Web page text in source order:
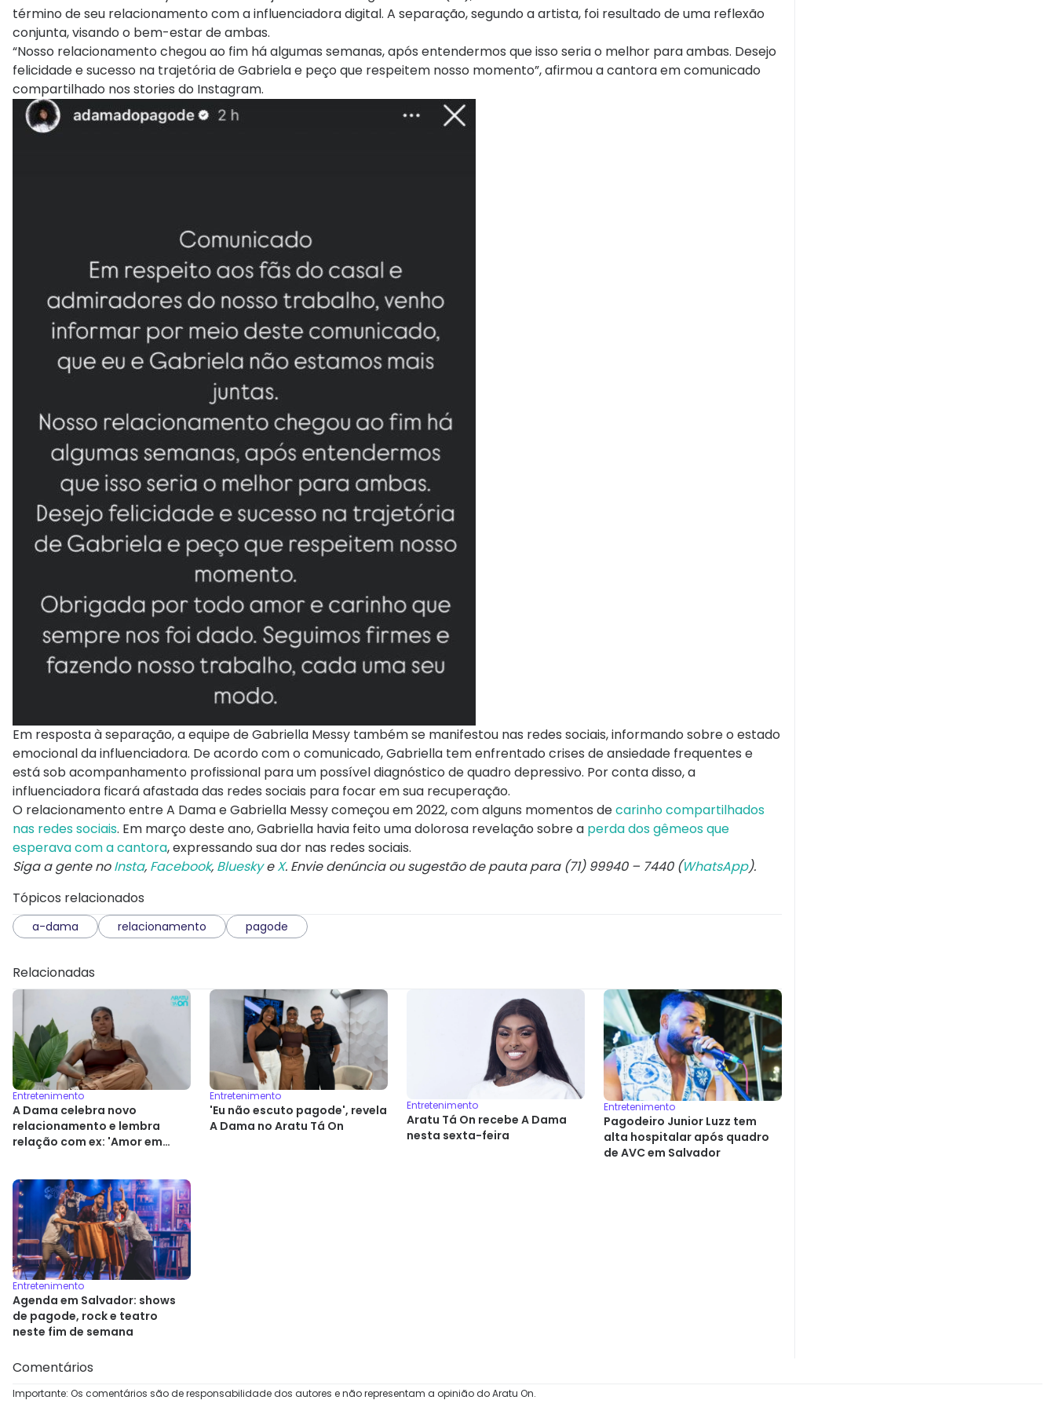
término de seu relacionamento com a influenciadora digital. A separação, segundo a artista, foi resultado de uma reflexão
conjunta, visando o bem-estar de ambas.
“Nosso relacionamento chegou ao fim há algumas semanas, após entendermos que isso seria o melhor para ambas. Desejo
felicidade e sucesso na trajetória de Gabriela e peço que respeitem nosso momento”, afirmou a cantora em comunicado
compartilhado nos stories do Instagram.
Em resposta à separação, a equipe de Gabriella Messy também se manifestou nas redes sociais, informando sobre o estado
emocional da influenciadora. De acordo com o comunicado, Gabriella tem enfrentado crises de ansiedade frequentes e
está sob acompanhamento profissional para um possível diagnóstico de quadro depressivo. Por conta disso, a
influenciadora ficará afastada das redes sociais para focar em sua recuperação.
O relacionamento entre A Dama e Gabriella Messy começou em 2022, com alguns momentos decarinho compartilhados
nas redes sociais. Em março deste ano, Gabriella havia feito uma dolorosa revelação sobre a perda dos gêmeos que
esperava com a cantora, expressando sua dor nas redes sociais.
Siga a gente noInsta, Facebook, BlueskyeX. Envie denúncia ou sugestão de pauta para (71) 99940 – 7440 (WhatsApp).
Tópicos relacionados
a-dama relacionamento pagode
Relacionadas
Entretenimento
A Dama celebra novo
relacionamento e lembra
relação com ex: 'Amor em
Entretenimento
'Eu não escuto pagode', revela
A Dama no Aratu Tá On
Entretenimento
Aratu Tá On recebe A Dama
nesta sexta-feira
Entretenimento
Pagodeiro Junior Luzz tem
alta hospitalar após quadro
de AVC em Salvador
Entretenimento
Agenda em Salvador: shows
de pagode, rock e teatro
neste fim de semana
Comentários
Importante: Os comentários são de responsabilidade dos autores e não representam a opinião do Aratu On.